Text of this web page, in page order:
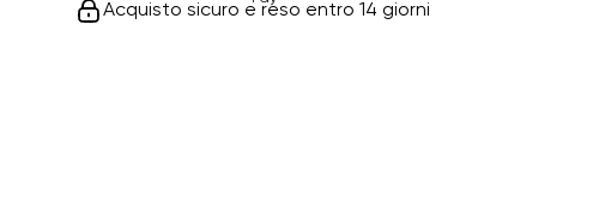
Acquisto sicuro e reso entro 14 giorni